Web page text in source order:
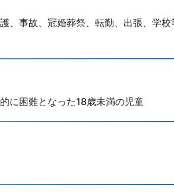
、事故、冠婚葬祭、転勤、出張、学
に困難となった18歳未満の児童